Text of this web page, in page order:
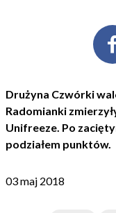
Drużyna Czwórki
Radomianki
Unifreeze. Po
podziałem punktów.
03 maj 2018